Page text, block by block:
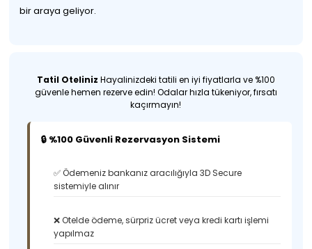
bir araya geliyor.
Tatil Oteliniz Hayalinizdeki tatili en iyi fiyatlarla ve %100
güvenle hemen rezerve edin! Odalar hızla tükeniyor, fırsatı
kaçırmayın!
🔒 %100 Güvenli Rezervasyon Sistemi
✅ Ödemeniz bankanız aracılığıyla 3D Secure
sistemiyle alınır
❌ Otelde ödeme, sürpriz ücret veya kredi kartı işlemi
yapılmaz